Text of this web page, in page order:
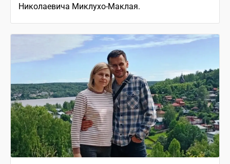
Николаевича Миклухо-Маклая.